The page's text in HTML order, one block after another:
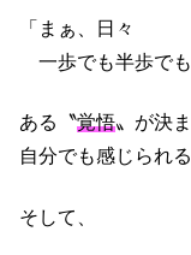
「まぁ、日々
一歩でも半歩で
ある〝覚悟〟が決
自分でも感じられる
そして、